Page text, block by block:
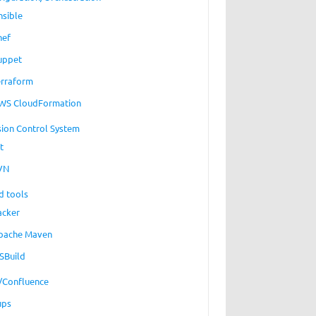
CloudFormation
Control System
tools
Maven